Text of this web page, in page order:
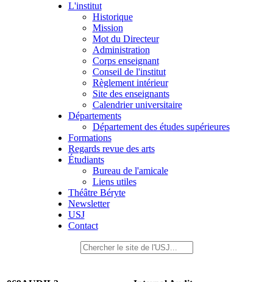
L'institut
Historique
Mission
Mot du Directeur
Administration
Corps enseignant
Conseil de l'institut
Règlement intérieur
Site des enseignants
Calendrier universitaire
Départements
Département des études supérieures
Formations
Regards revue des arts
Étudiants
Bureau de l'amicale
Liens utiles
Théâtre Béryte
Newsletter
USJ
Contact